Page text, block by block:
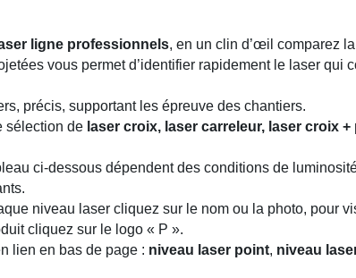
ligne professionnels, en un clin d’œil comparez
vous permet d’identifier rapidement le laser qui
précis, supportant les épreuve des chantiers.
sélection de laser croix, laser carreleur, laser croix
ci-dessous dépendent des conditions de
niveau laser cliquez sur le nom ou la photo, pour
cliquez sur le logo « P ».
lien en bas de page : niveau laser point, niveau